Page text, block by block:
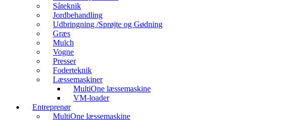
Såteknik
Jordbehandling
Udbringning /Sprøjte og Gødning
Græs
Mulch
Vogne
Presser
Foderteknik
Læssemaskiner
MultiOne læssemaskine
VM-loader
Entreprenør
MultiOne læssemaskine